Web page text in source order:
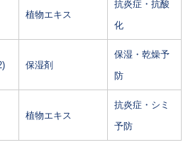
植物エキス
抗炎症・抗酸
化
保湿剤
保湿・乾燥予
防
植物エキス
抗炎症・シミ
予防